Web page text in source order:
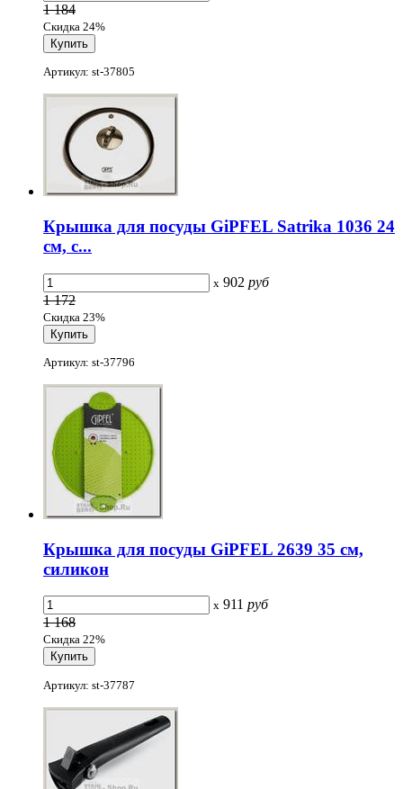
1 184
Скидка 24%
Артикул: st-37805
Крышка для посуды GiPFEL Satrika 1036 24
см, с...
x 902 руб
1 172
Скидка 23%
Артикул: st-37796
Крышка для посуды GiPFEL 2639 35 см,
силикон
x 911 руб
1 168
Скидка 22%
Артикул: st-37787